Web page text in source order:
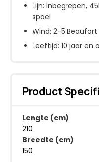
Lijn: Inbegrepen,
spoel
Wind: 2-5
Leeftijd: 10 jaar en
Product
Lengte (cm)
210
Breedte (cm)
150